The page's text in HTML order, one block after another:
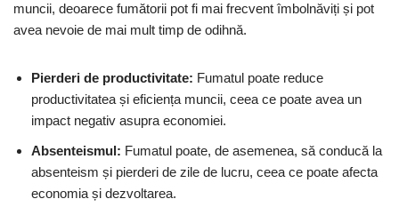
muncii, deoarece fumătorii pot fi mai frecvent îmbolnăviți și pot
avea nevoie de mai mult timp de odihnă.
Pierderi de productivitate: Fumatul poate reduce
productivitatea și eficiența muncii, ceea ce poate avea un
impact negativ asupra economiei.
Absenteismul: Fumatul poate, de asemenea, să conducă la
absenteism și pierderi de zile de lucru, ceea ce poate afecta
economia și dezvoltarea.